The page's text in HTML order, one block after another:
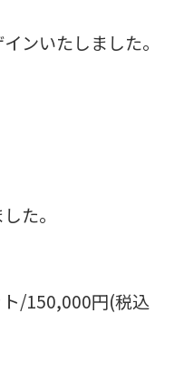
ンいたしました。
た。
/150,000円(税込